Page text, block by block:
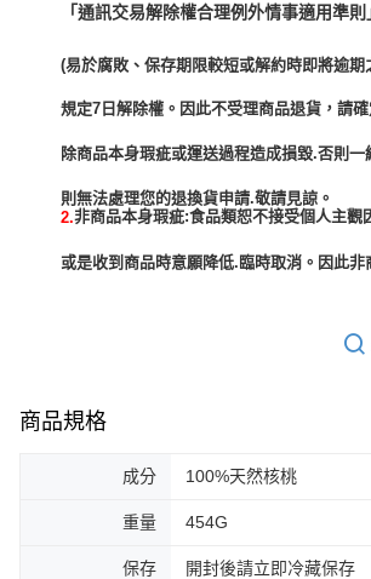
「通訊交易解除權合理例外情事適用準
(易於腐敗、保存期限較短或解約時即將逾
規定7日解除權。因此不受理商品退貨，請
除商品本身瑕疵或運送過程造成損毀.否則
2.非商品本身瑕疵:食品類恕不接受個人主
或是收到商品時意願降低.臨時取消。因此
商品規格
成分 100%天然核桃
重量 454G
保存 開封後請立即冷藏保存